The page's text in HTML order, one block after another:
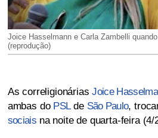
Joice Hasselmann e Carla Zambelli
(reprodução)
As correligionáriasJoice
ambas do PSLde São Paulo,
sociais na noite de quarta-feira (4/